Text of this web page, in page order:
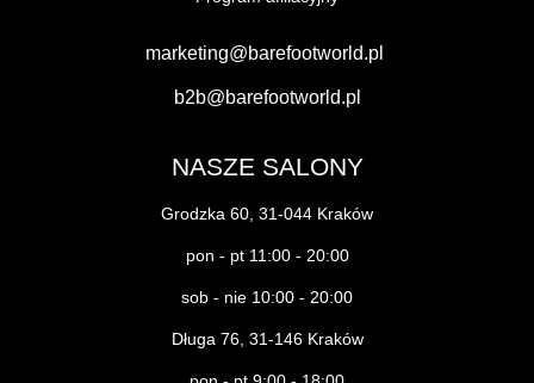
marketing@barefootworld.pl
b2b@barefootworld.pl
NASZE SALONY
Grodzka 60, 31-044 Kraków
pon - pt 11:00 - 20:00
sob - nie 10:00 - 20:00
Długa 76, 31-146 Kraków